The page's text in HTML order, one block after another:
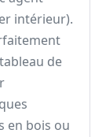
intérieur).
de
en bois ou